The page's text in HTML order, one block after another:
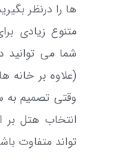
ها را درنظر
متنوع زیادی
شما می توانید
(علاوه بر خانه
وقتی تصمیم به
انتخاب هتل بر
تواند متفاوت